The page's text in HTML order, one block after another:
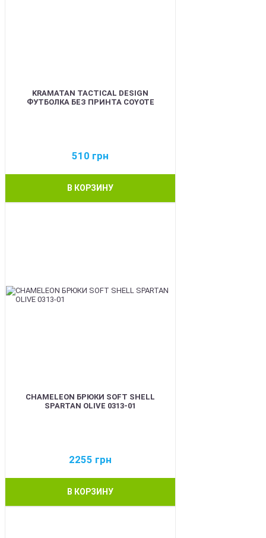
KRAMATAN TACTICAL DESIGN
ФУТБОЛКА БЕЗ ПРИНТА COYOTE
510 грн
В КОРЗИНУ
CHAMELEON БРЮКИ SOFT SHELL
SPARTAN OLIVE 0313-01
2255 грн
В КОРЗИНУ